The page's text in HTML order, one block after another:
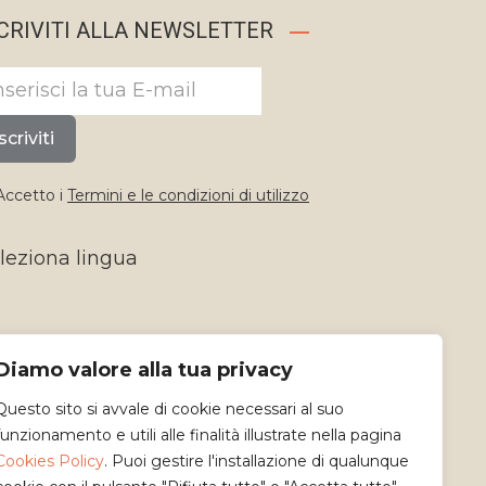
valore alla tua privacy
sito si avvale di cookie necessari al suo
e utili alle finalità illustrate nella pagina
Policy. Puoi gestire l'installazione di qualunque
ALLA NEWSLETTER
i Termini e le condizioni di utilizzo
lingua